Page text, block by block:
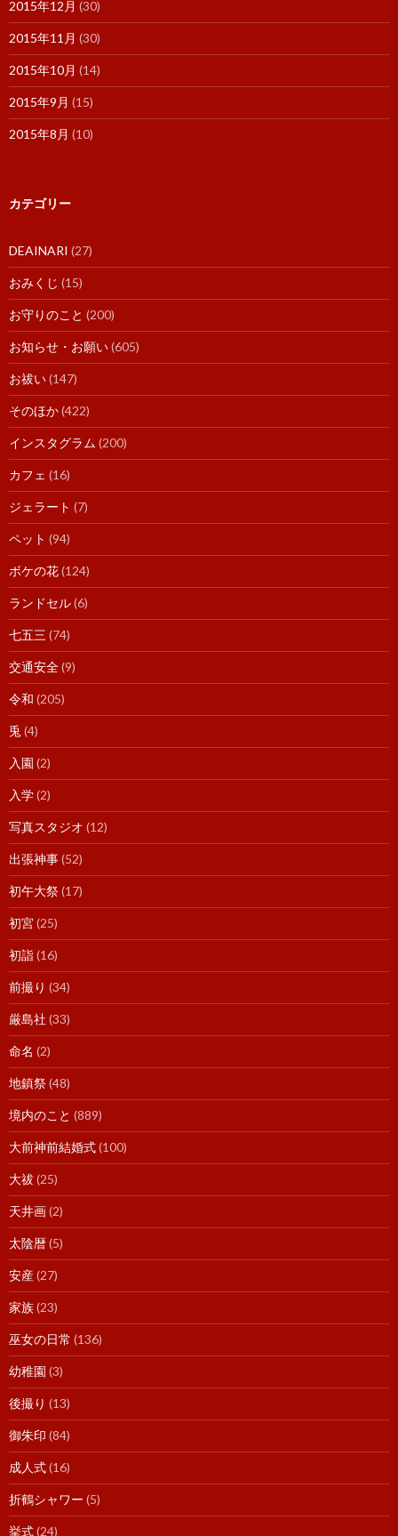
2015年12月 (30)
2015年11月 (30)
2015年10月 (14)
2015年9月 (15)
2015年8月 (10)
カテゴリー
DEAINARI (27)
おみくじ (15)
お守りのこと (200)
お知らせ・お願い(605)
お祓い(147)
そのほか(422)
インスタグラム (200)
カフェ (16)
ジェラート (7)
ペット (94)
ボケの花(124)
ランドセル(6)
七五三 (74)
交通安全(9)
令和 (205)
兎 (4)
入園 (2)
入学(2)
写真スタジオ (12)
出張神事(52)
初午大祭(17)
初宮(25)
初詣(16)
前撮り (34)
厳島社 (33)
命名 (2)
地鎮祭(48)
境内のこと (889)
大前神前結婚式(100)
大祓(25)
天井画(2)
太陰暦(5)
安産(27)
家族(23)
巫女の日常 (136)
幼稚園 (3)
後撮り (13)
御朱印 (84)
成人式(16)
折鶴シャワー (5)
挙式(24)